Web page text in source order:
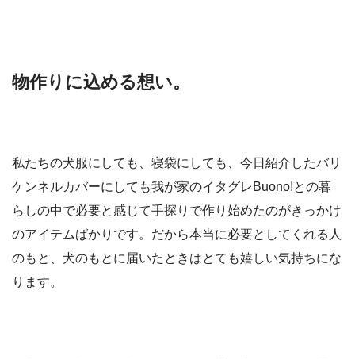
物作りに込める想い。
私たちの犬服にしても、寝袋にしても、今日紹介したバリ
ケンネルカバーにしても我が家のイタグレBuono!との暮
らしの中で必要と感じて手探りで作り始めたのがきっかけ
のアイテムばかりです。だから本当に必要としてくれる人
のもと、犬のもとに届いたときはとても嬉しい気持ちにな
ります。